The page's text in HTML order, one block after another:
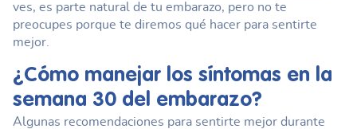
ves, es parte natural de tu embarazo, pero no te
preocupes porque te diremos qué hacer para sentirte
mejor.
¿Cómo manejar los síntomas en la
semana 30 del embarazo?
Algunas recomendaciones para sentirte mejor durante